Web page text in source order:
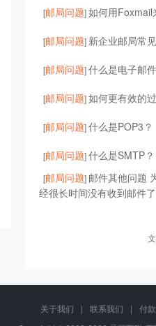
[邮局问题]如何用Foxmail
[邮局问题] 新企业邮局常
[邮局问题]什么是电子邮
[邮局问题]如何更有效的
[邮局问题]什么是POP3？
[邮局问题]什么是SMTP？
[邮局问题] 邮件其他问题
经很长时间没有收到邮件
关于我们 | 联系我们 |
付